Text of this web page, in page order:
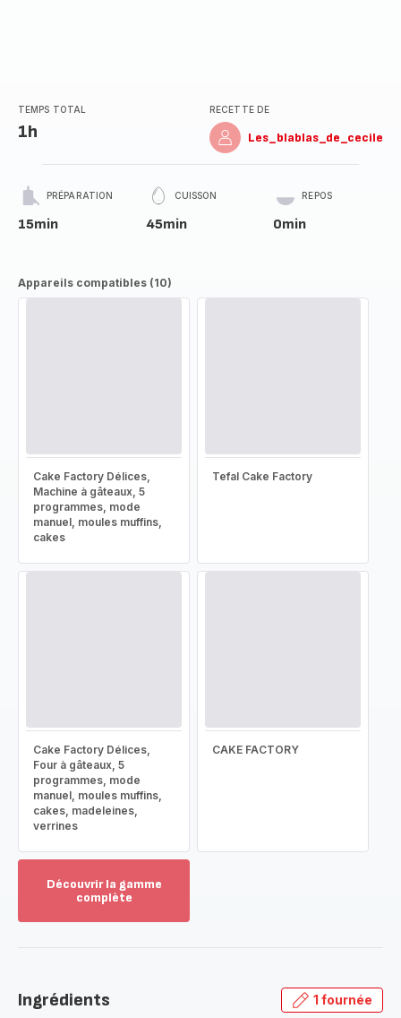
TEMPS TOTAL
1h
RECETTE DE
Les_blablas_de_cecile
PRÉPARATION
15min
CUISSON
45min
REPOS
0min
Appareils compatibles (10)
Cake Factory Délices,
Machine à gâteaux, 5
programmes, mode
manuel, moules muffins,
cakes
Tefal Cake Factory
Cake Factory Délices,
Four à gâteaux, 5
programmes, mode
manuel, moules muffins,
cakes, madeleines,
verrines
CAKE FACTORY
Découvrir la gamme
complète
gamme
Ingrédients 1 fournée